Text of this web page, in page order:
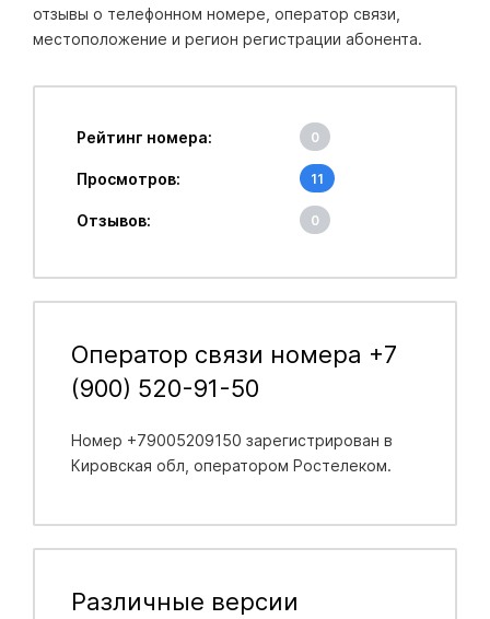
отзывы о телефонном номере, оператор связи,
местоположение и регион регистрации абонента.
Рейтинг номера: 0
Просмотров: 11
Отзывов: 0
Оператор связи номера +7
(900) 520-91-50
Номер +79005209150 зарегистрирован в
Кировская обл , оператором Ростелеком.
Различные версии